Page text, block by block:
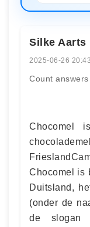
Silke Aarts
2025-06-26
Count
Chocomel
Chocomel is
Duitsland,
(onder de
de slogan